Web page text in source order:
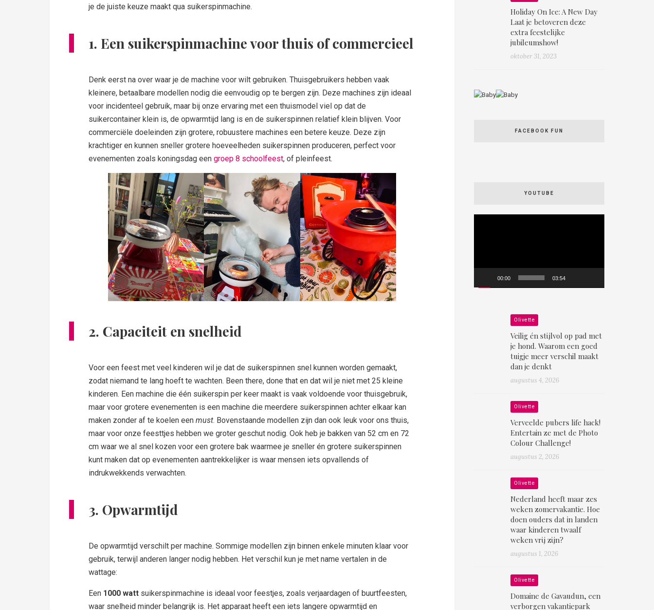
je de juiste keuze maakt qua suikerspinmachine.
1. Een suikerspinmachine voor thuis of commercieel
Denk eerst na over waar je de machine voor wilt gebruiken. Thuisgebruikers hebben vaak
kleinere, betaalbare modellen nodig die eenvoudig op te bergen zijn. Deze machines zijn ideaal
voor incidenteel gebruik, maar bij onze ervaring met een thuismodel viel op dat de
suikercontainer klein is, de opwarmtijd lang is en de suikerspinnen relatief klein blijven. Voor
commerciële doeleinden zijn grotere, robuustere machines een betere keuze. Deze zijn
krachtiger en kunnen sneller grotere hoeveelheden suikerspinnen produceren, perfect voor
evenementen zoals koningsdag een groep 8 schoolfeest, of pleinfeest.
2. Capaciteit en snelheid
Voor een feest met veel kinderen wil je dat de suikerspinnen snel kunnen worden gemaakt,
zodat niemand te lang hoeft te wachten. Been there, done that en dat wil je niet met 25 kleine
kinderen. Een machine die één suikerspin per keer maakt is vaak voldoende voor thuisgebruik,
maar voor grotere evenementen is een machine die meerdere suikerspinnen achter elkaar kan
maken zonder af te koelen een must. Bovenstaande modellen zijn dan ook leuk voor ons thuis,
maar voor onze feesttjes hebben we groter geschut nodig. Ook heb je bakken van 52 cm en 72
cm waar we al snel kozen voor een grotere bak waarmee je sneller én grotere suikerspinnen
kunt maken dat op evenementen aantrekkelijker is waar mensen iets opvallends of
indrukwekkends verwachten.
3. Opwarmtijd
De opwarmtijd verschilt per machine. Sommige modellen zijn binnen enkele minuten klaar voor
gebruik, terwijl anderen langer nodig hebben. Het verschil kun je met name vertalen in de
wattage:
Een 1000 watt suikerspinmachine is ideaal voor feestjes, zoals verjaardagen of buurtfeesten,
waar snelheid minder belangrijk is. Het apparaat heeft een iets langere opwarmtijd en
Holiday On Ice: A New Day
Laat je betoveren deze
extra feestelijke
jubileumshow!
oktober 31, 2023
FACEBOOK FUN
YOUTUBE
00:00 03:54
Olivette
Veilig én stijlvol op pad met
je hond. Waarom een goed
tuigje meer verschil maakt
dan je denkt
augustus 4, 2026
Olivette
Verveelde pubers life hack!
Entertain ze met de Photo
Colour Challenge!
augustus 2, 2026
Olivette
Nederland heeft maar zes
weken zomervakantie. Hoe
doen ouders dat in landen
waar kinderen twaalf
weken vrij zijn?
augustus 1, 2026
Olivette
Domaine de Gavaudun, een
verborgen vakantiepark